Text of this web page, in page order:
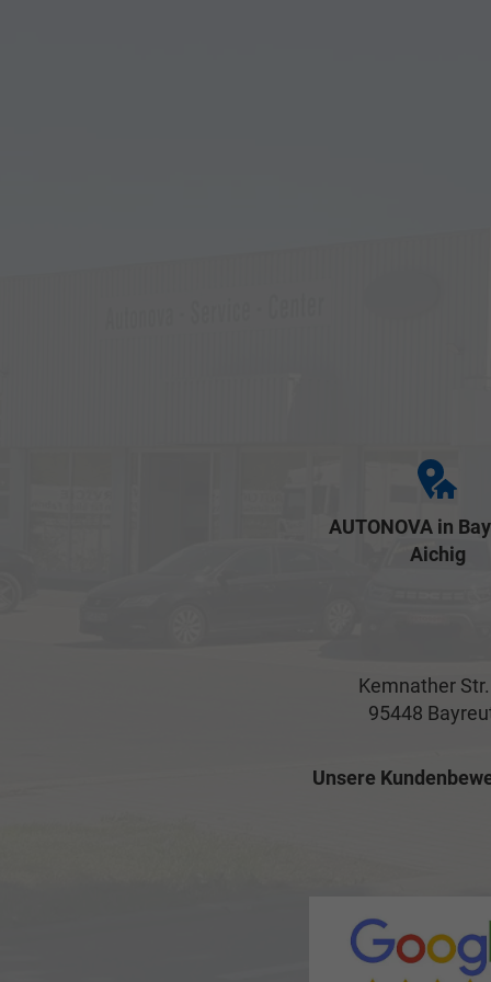
AUTONOVA in
Aichig
Kemnather
95448
Unsere